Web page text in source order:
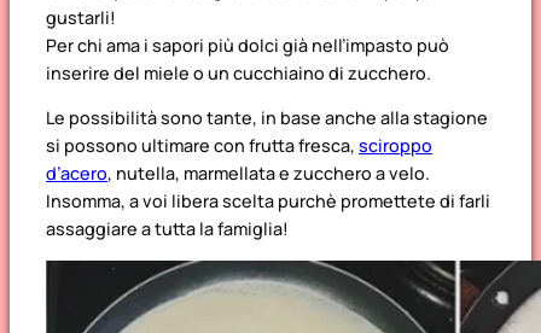
gustarli!
Per chi ama i sapori più dolci già nell’impasto può
inserire del miele o un cucchiaino di zucchero.
Le possibilità sono tante, in base anche alla stagione
si possono ultimare con frutta fresca, sciroppo
d’acero, nutella, marmellata e zucchero a velo.
Insomma, a voi libera scelta purchè promettete di farli
assaggiare a tutta la famiglia!